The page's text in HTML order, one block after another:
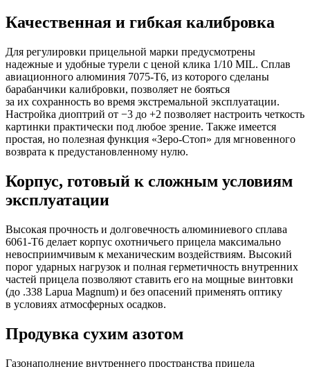
Качественная и гибкая калибровка
Для регулировки прицельной марки предусмотрены
надежные и удобные турели с ценой клика 1/10 MIL. Сплав
авиационного алюминия 7075-Т6, из которого сделаны
барабанчики калибровки, позволяет не бояться
за их сохранность во время экстремальной эксплуатации.
Настройка диоптрий от −3 до +2 позволяет настроить четкость
картинки практически под любое зрение. Также имеется
простая, но полезная функция «Зеро-Стоп» для мгновенного
возврата к предустановленному нулю.
Корпус, готовый к сложным условиям
эксплуатации
Высокая прочность и долговечность алюминиевого сплава
6061-Т6 делает корпус охотничьего прицела максимально
невосприимчивым к механическим воздействиям. Высокий
порог ударных нагрузок и полная герметичность внутренних
частей прицела позволяют ставить его на мощные винтовки
(до .338 Lapua Magnum) и без опасений применять оптику
в условиях атмосферных осадков.
Продувка сухим азотом
Газонаполнение внутреннего пространства прицела